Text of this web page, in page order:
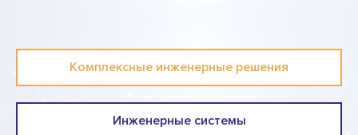
Комплексные инженерные решения
Инженерные системы